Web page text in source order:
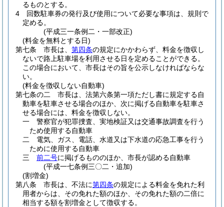
るものとする。
4
回数駐車券の発行及び使用について必要な事項は、規則で
定める。
(平成三一条例二・一部改正)
(料金を無料とする日)
第七条
市長は、 第四条の規定にかかわらず、料金を徴収し
ないで路上駐車場を利用させる日を定めることができる。
この場合において、市長はその旨を公示しなければならな
い。
(料金を徴収しない自動車)
第七条の二
市長は、法第六条第一項ただし書に規定する自
動車を駐車させる場合のほか、次に掲げる自動車を駐車さ
せる場合には、料金を徴収しない。
一
警察官が犯罪捜査、実地検証又は交通事故調査を行う
ため使用する自動車
二
電気、ガス、電話、水道又は下水道の応急工事を行う
ために使用する自動車
三
前二号に掲げるもののほか、市長が認める自動車
(平成一七条例三〇二・追加)
(割増金)
第八条
市長は、不法に第四条の規定による料金を免れた利
用者からは、その免れた額のほか、その免れた額の二倍に
相当する額を割増金として徴収する。